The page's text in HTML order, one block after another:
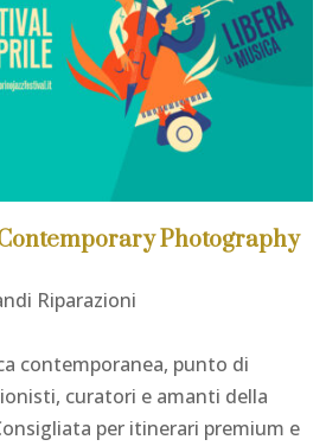
Photography
Riparazioni
contemporanea, punto di
curatori e amanti della
per itinerari premium e